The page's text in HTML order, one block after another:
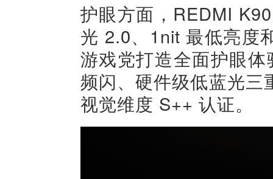
护眼方面，REDMI
光 2.0、1nit 最低亮度
游戏党打造全面护眼
频闪、硬件级低蓝光
视觉维度 S++ 认证。